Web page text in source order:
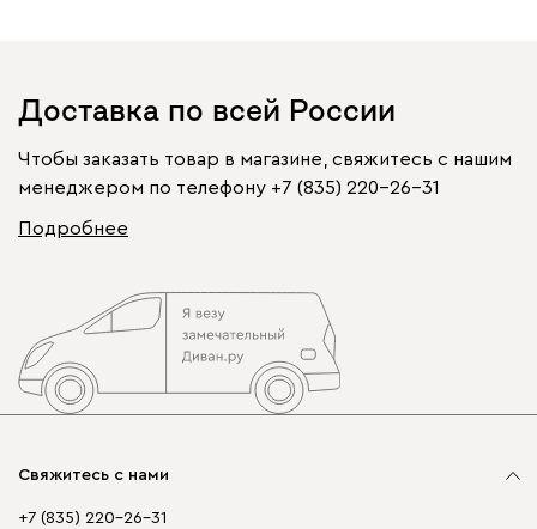
Доставка по всей России
Чтобы заказать товар в магазине, свяжитесь с нашим
менеджером по телефону +7 (835) 220-26-31
Подробнее
Свяжитесь с нами
+7 (835) 220-26-31